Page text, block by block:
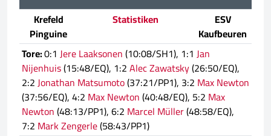
Krefeld
Pinguine
Statistiken
ESV
Kaufbeuren
Tore:0:1 Jere Laaksonen(10:08/SH1), 1:1 Jan
Nijenhuis(15:48/EQ), 1:2Alec Zawatsky(26:50/EQ),
2:2Jonathan Matsumoto(37:21/PP1), 3:2 Max Newton
(37:56/EQ), 4:2 Max Newton(40:48/EQ), 5:2 Max
Newton(48:13/PP1), 6:2 Marcel Müller(48:58/EQ),
7:2 Mark Zengerle(58:43/PP1)